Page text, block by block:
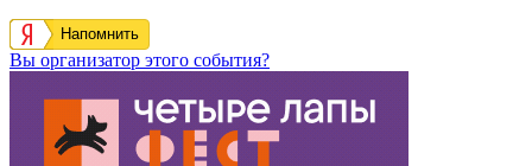
Напомнить
Вы организатор этого события?